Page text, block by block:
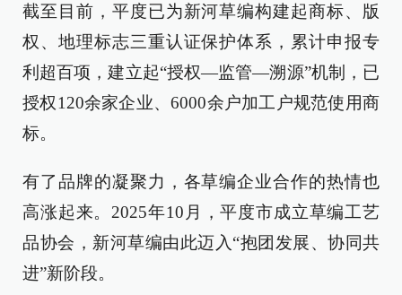
截至目前，平度已为新河草编构建起商标、版
权、地理标志三重认证保护体系，累计申报专
利超百项，建立起“授权—监管—溯源”机制，已
授权120余家企业、6000余户加工户规范使用商
标。
有了品牌的凝聚力，各草编企业合作的热情也
高涨起来。2025年10月，平度市成立草编工艺
品协会，新河草编由此迈入“抱团发展、协同共
进”新阶段。